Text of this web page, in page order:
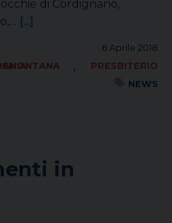
di Cordignano,
[...]
6 Aprile 2018
PEDEMONTANA ,
PRESBITERIO
NEWS
in